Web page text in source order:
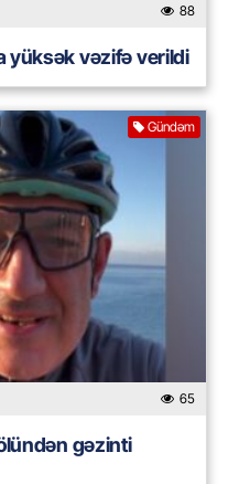
88
yüksək vəzifə verildi
Gündəm
65
gəzinti